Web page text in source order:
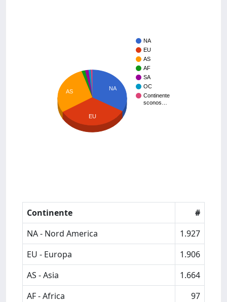
NA
EU
AS
AF
SA
OC
Continente
sconos…
NA
AS
EU
Continente
#
NA - Nord America
1.927
EU - Europa
1.906
AS - Asia
1.664
AF - Africa
97